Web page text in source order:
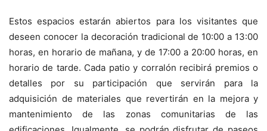
Estos espacios estarán abiertos para los visitantes que
deseen conocer la decoración tradicional de 10:00 a 13:00
horas, en horario de mañana, y de 17:00 a 20:00 horas, en
horario de tarde. Cada patio y corralón recibirá premios o
detalles por su participación que servirán para la
adquisición de materiales que revertirán en la mejora y
mantenimiento de las zonas comunitarias de las